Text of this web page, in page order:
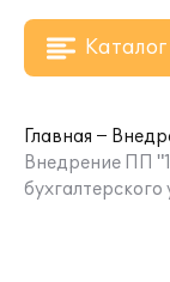
Каталог
Главная
Внедрение ПП